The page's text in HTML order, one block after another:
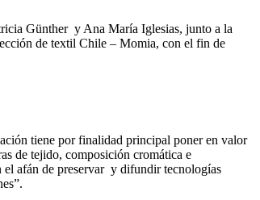
Günther y Ana María Iglesias, junto a la
de textil Chile – Momia, con el fin de
tiene por finalidad principal poner en valor
de tejido, composición cromática e
el afán de preservar y difundir tecnologías